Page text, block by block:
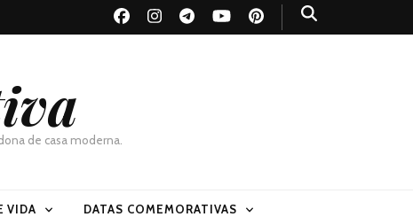
de casa moderna.
VIDA DATAS COMEMORATIVAS